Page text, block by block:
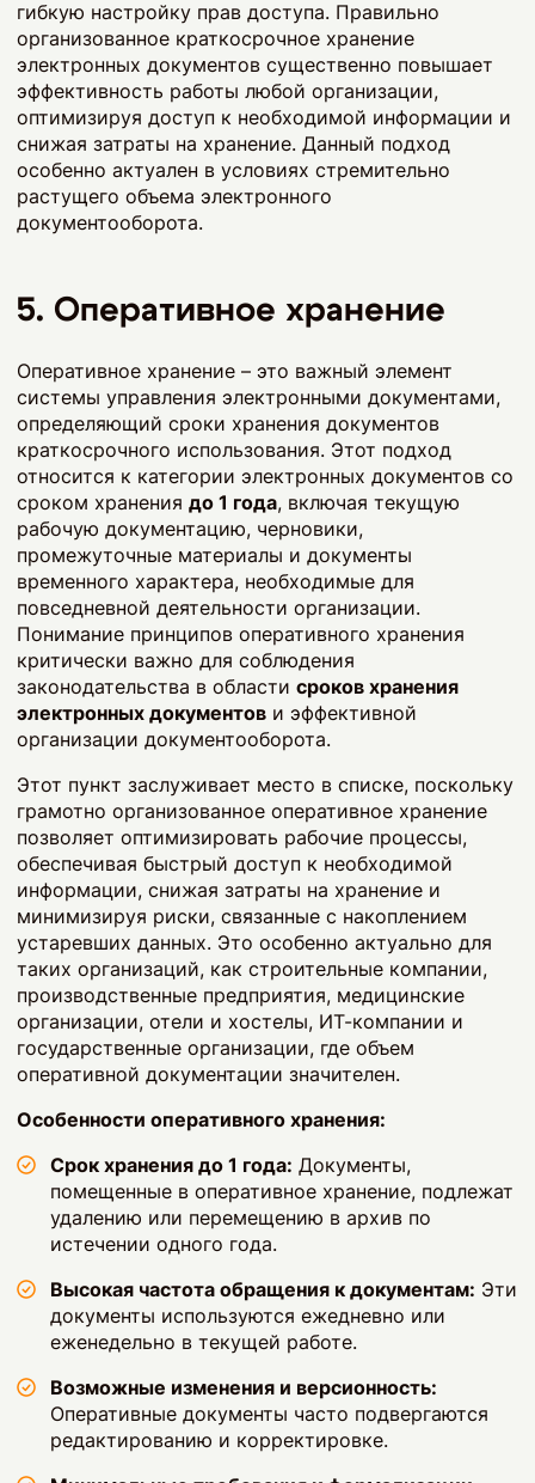
гибкую настройку прав доступа. Правильно
организованное краткосрочное хранение
электронных документов существенно повышает
эффективность работы любой организации,
оптимизируя доступ к необходимой информации и
снижая затраты на хранение. Данный подход
особенно актуален в условиях стремительно
растущего объема электронного
документооборота.
5. Оперативное хранение
Оперативное хранение – это важный элемент
системы управления электронными документами,
определяющий сроки хранения документов
краткосрочного использования. Этот подход
относится к категории электронных документов со
сроком хранения до 1 года, включая текущую
рабочую документацию, черновики,
промежуточные материалы и документы
временного характера, необходимые для
повседневной деятельности организации.
Понимание принципов оперативного хранения
критически важно для соблюдения
законодательства в области сроков хранения
электронных документов и эффективной
организации документооборота.
Этот пункт заслуживает место в списке, поскольку
грамотно организованное оперативное хранение
позволяет оптимизировать рабочие процессы,
обеспечивая быстрый доступ к необходимой
информации, снижая затраты на хранение и
минимизируя риски, связанные с накоплением
устаревших данных. Это особенно актуально для
таких организаций, как строительные компании,
производственные предприятия, медицинские
организации, отели и хостелы, ИТ-компании и
государственные организации, где объем
оперативной документации значителен.
Особенности оперативного хранения:
Срок хранения до 1 года: Документы,
помещенные в оперативное хранение, подлежат
удалению или перемещению в архив по
истечении одного года.
Высокая частота обращения к документам: Эти
документы используются ежедневно или
еженедельно в текущей работе.
Возможные изменения и версионность:
Оперативные документы часто подвергаются
редактированию и корректировке.